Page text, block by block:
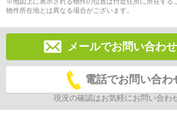
物件所在地とは異なる場合がございます。
メールでお問い合わ
電話でお問い合わ
現況の確認はお気軽にお問い合わ